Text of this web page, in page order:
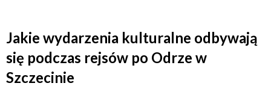
Jakie wydarzenia kulturalne odbywają
się podczas rejsów po Odrze w
Szczecinie